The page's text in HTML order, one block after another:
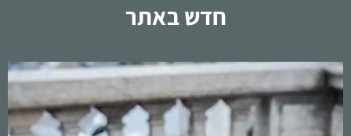
חדש באתר